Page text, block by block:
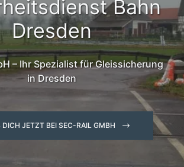
Bahn
Dresden
– Ihr Spezialist für Gleissicherung
in Dresden
DICH JETZT BEI SEC-RAIL GMBH